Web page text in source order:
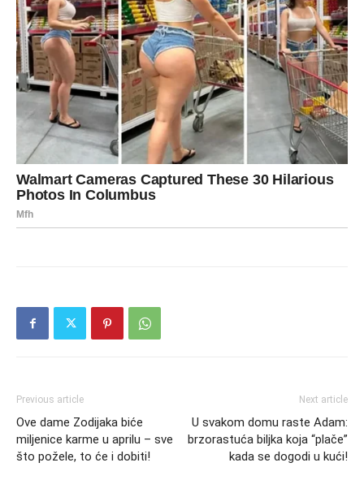
Previous article
Ove dame Zodijaka biće
miljenice karme u aprilu – sve
što požele, to će i dobiti!
Next article
U svakom domu raste Adam:
brzorastuća biljka koja “plače”
kada se dogodi u kući!